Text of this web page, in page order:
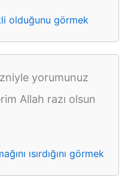
olduğunu görmek
yorumunuz
Allah razı olsun
ısırdığını görmek